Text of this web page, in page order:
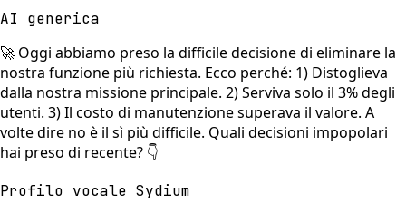
AI generica
🚀 Oggi abbiamo preso la difficile decisione di eliminare la
nostra funzione più richiesta. Ecco perché: 1) Distoglieva
dalla nostra missione principale. 2) Serviva solo il 3% degli
utenti. 3) Il costo di manutenzione superava il valore. A
volte dire no è il sì più difficile. Quali decisioni impopolari
hai preso di recente? 👇
Profilo vocale Sydium